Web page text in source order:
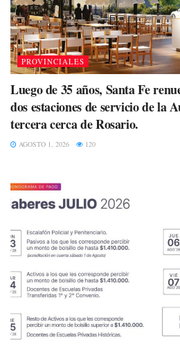
PROVINCIALES
Luego de 35 años, Santa Fe
dos estaciones de servicio de la
tercera cerca de Rosario.
AGOSTO 1, 2026 120